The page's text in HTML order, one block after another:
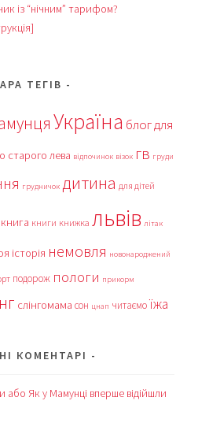
із “нічним” тарифом?
ТЕГІВ
Україна блог для
старого лева відпочинок візок гв груди
грудничок дитина для дітей
книга книги книжка львів літак
історія немовля новонароджений
подорож пологи прикорм
слінгомама сон цнап читаємоїжа
КОМЕНТАРІ
або Як у Мамунці вперше відійшли